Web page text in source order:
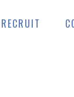
RECRUIT